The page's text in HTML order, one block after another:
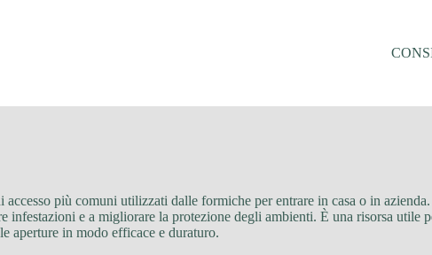
più comuni utilizzati dalle formiche per entrare in casa o in
infestazioni e a migliorare la protezione degli ambienti. È una risorsa utile
aperture in modo efficace e duraturo.